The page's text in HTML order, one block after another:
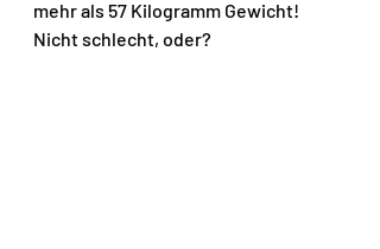
mehr als 57 Kilogramm Gewicht!
Nicht schlecht, oder?